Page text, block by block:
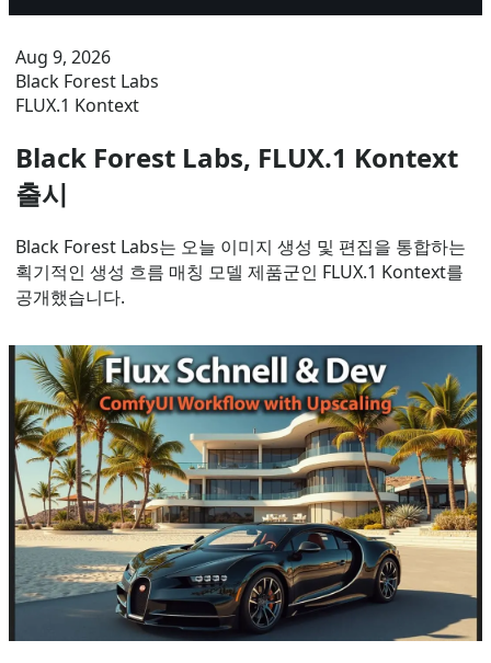
Aug 9, 2026
Black Forest Labs
FLUX.1 Kontext
Black Forest Labs, FLUX.1 Kontext
출시
Black Forest Labs는 오늘 이미지 생성 및 편집을 통합하는
획기적인 생성 흐름 매칭 모델 제품군인 FLUX.1 Kontext를
공개했습니다.